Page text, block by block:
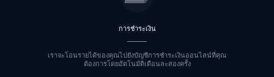
การชำระเงิน
เราจะโอนรายได้ของคุณไปยังบัญชีการชำระเงินออนไลน์ที่คุณ
ต้องการโดยอัตโนมัติเดือนละสองครั้ง